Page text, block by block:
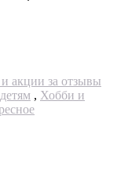
акции за отзывы
, Хобби и